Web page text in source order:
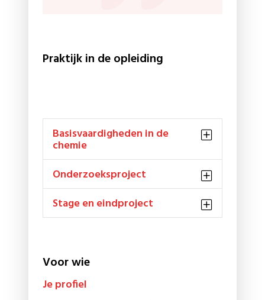
Praktijk in de opleiding
Basisvaardigheden in de
chemie
Onderzoeksproject
Stage en eindproject
Voor wie
Je profiel